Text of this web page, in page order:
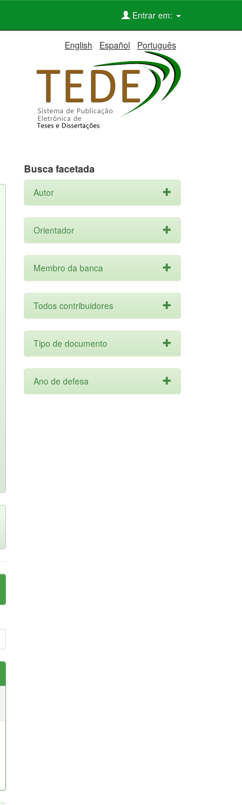
Entrar em:
English Español Português
Busca facetada
Autor
Orientador
Membro da banca
Todos contribuidores
Tipo de documento
Ano de defesa